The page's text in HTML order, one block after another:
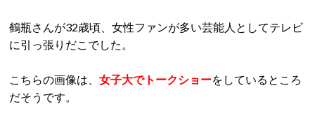
鶴瓶さんが32歳頃、女性ファンが多い芸能人としてテレビ
に引っ張りだこでした。
こちらの画像は、 女子大でトークショーをしているところ
だそうです。